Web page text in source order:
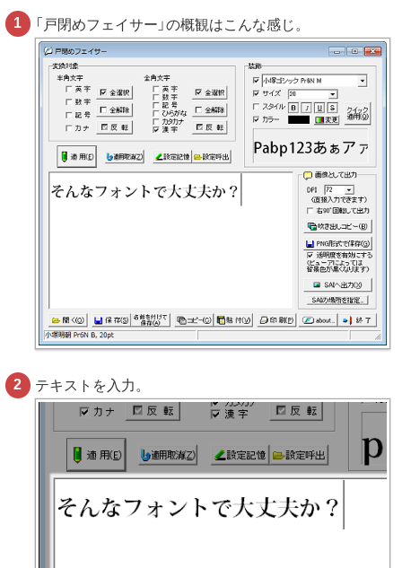
「戸閉めフェイサー」の概観はこんな感じ。
テキストを入力。